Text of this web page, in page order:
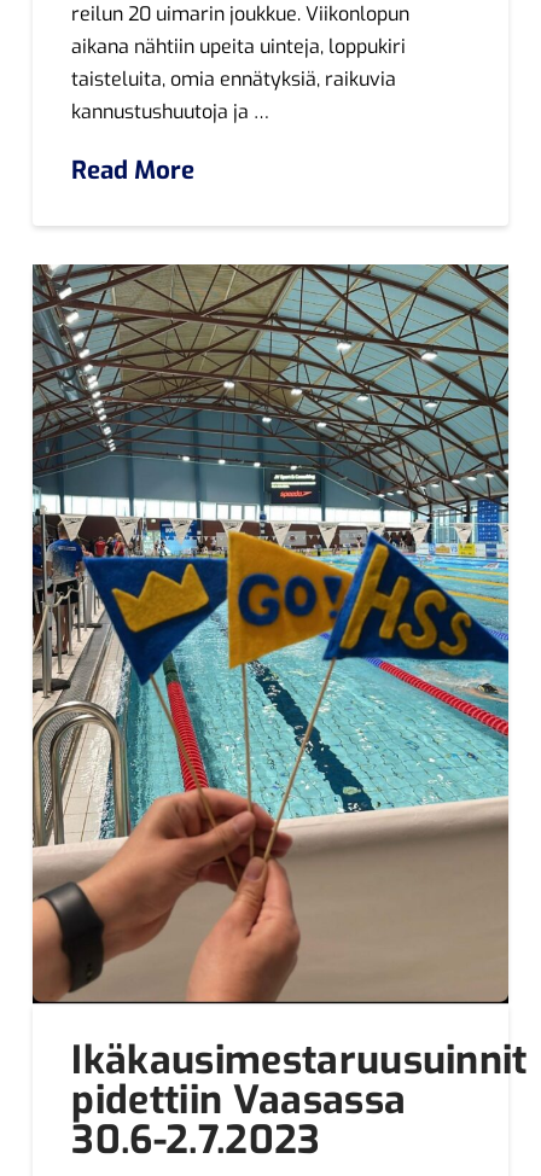
reilun 20 uimarin joukkue. Viikonlopun
aikana nähtiin upeita uinteja, loppukiri
taisteluita, omia ennätyksiä, raikuvia
kannustushuutoja ja …
Read More
Ikäkausimestaruusuinnit
pidettiin Vaasassa
30.6-2.7.2023